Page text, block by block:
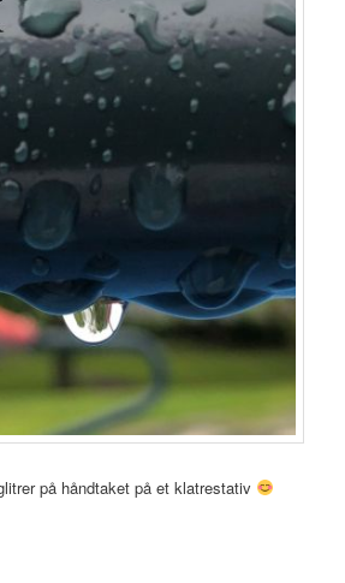
på håndtaket på et klatrestativ